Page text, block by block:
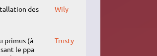
des
Wily
primus (à
le ppa
Trusty